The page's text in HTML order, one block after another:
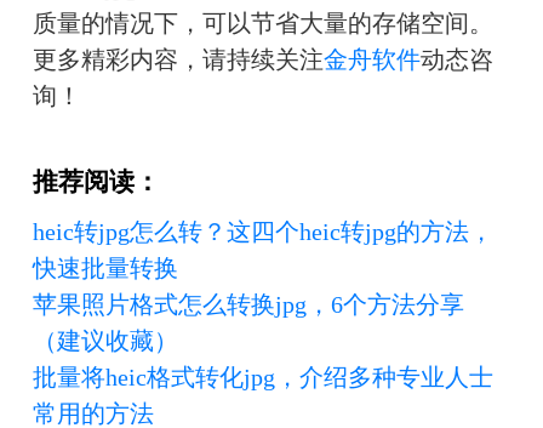
质量的情况下，可以节省大量的存储空间。
更多精彩内容，请持续关注金舟软件动态咨
询！
推荐阅读：
heic转jpg怎么转？这四个heic转jpg的方法，
快速批量转换
苹果照片格式怎么转换jpg，6个方法分享
（建议收藏）
批量将heic格式转化jpg，介绍多种专业人士
常用的方法